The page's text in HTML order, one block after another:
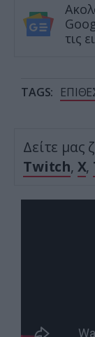
τις
TAGS:
Δείτε μας
Twitch, X,